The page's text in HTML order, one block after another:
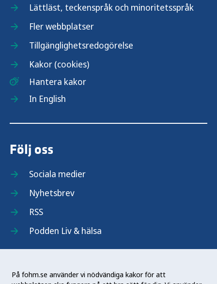
På fohm.se använder vi nödvändiga kakor för att
Lättläst, teckenspråk och minoritetsspråk
Fler webbplatser
Tillgänglighetsredogörelse
Kakor (cookies)
Hantera kakor
In English
Följ oss
Sociala medier
Nyhetsbrev
RSS
Podden Liv & hälsa